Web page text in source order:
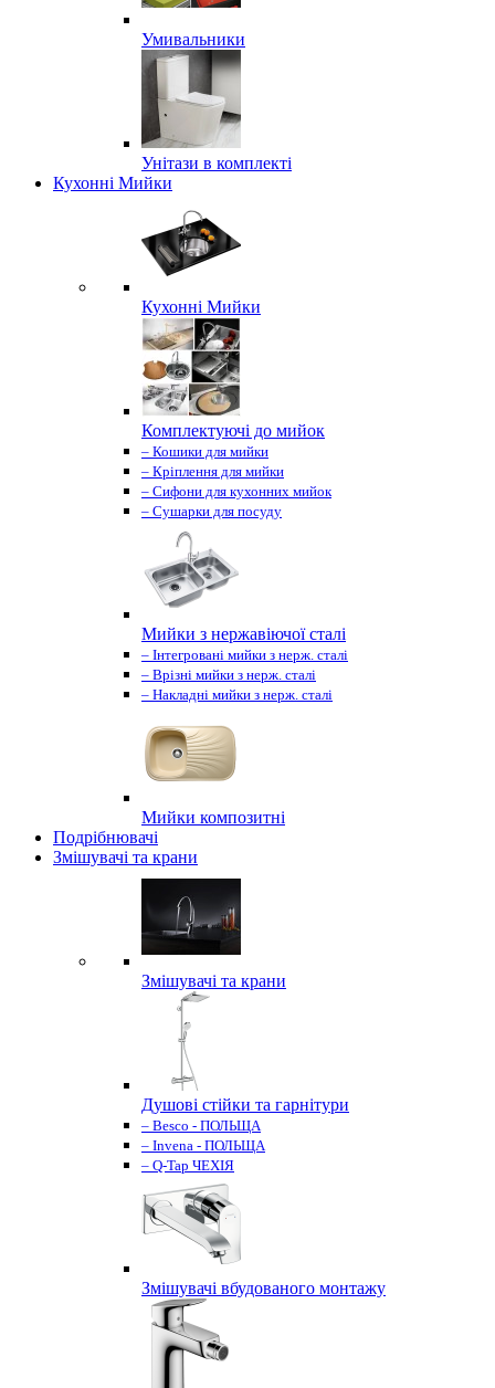
Умивальники
Унітази в комплекті
Кухонні Мийки
Кухонні Мийки
Комплектуючі до мийок
– Кошики для мийки
– Кріплення для мийки
– Сифони для кухонних мийок
– Сушарки для посуду
Мийки з нержавіючої сталі
– Інтегровані мийки з нерж. сталі
– Врізні мийки з нерж. сталі
– Накладні мийки з нерж. сталі
Мийки композитні
Подрібнювачі
Змішувачі та крани
Змішувачі та крани
Душові стійки та гарнітури
– Besco - ПОЛЬЩА
– Invena - ПОЛЬЩА
– Q-Tap ЧЕХІЯ
Змішувачі вбудованого монтажу